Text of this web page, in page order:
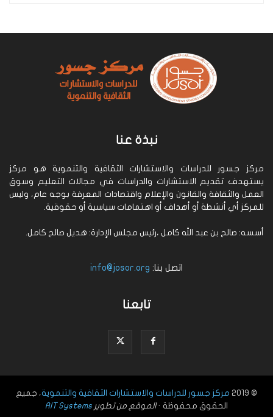
نبذة عنا
مركز جسور للدراسات والاستشارات الثقافية والتنموية هو مركز
يستهدف تقديم الاستشارات والدراسات في مجالات التعليم وسوق
العمل والثقافة والقانون والإعلام واقتصادات المعرفة بوجه عام، وليس
للمركز أي أنشطة أو أهداف أو اهتمامات سياسية أو حقوقية.
أسسه: صالح بن عبد الله كامل ،رئيس مجلس الإدارة: هديل صالح كامل.
اتصل بنا: info@josor.org
تابعنا
© 2019 مركز جسور للدراسات والاستشارات الثقافية والتنموية، جميع
الحقوق محفوظة ·الموقع من تطوير AIT Systems